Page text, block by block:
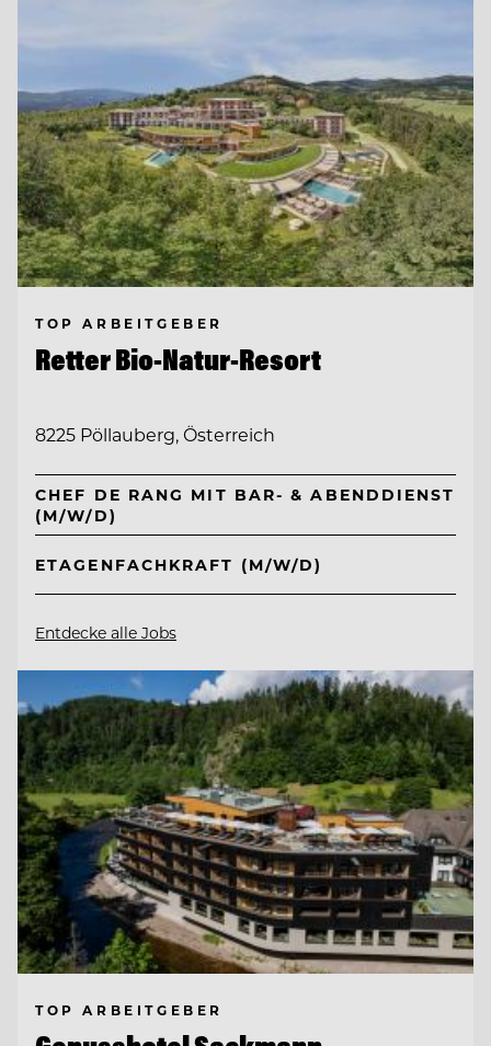
TOP ARBEITGEBER
Retter Bio-Natur-Resort
8225 Pöllauberg, Österreich
CHEF DE RANG MIT BAR- & ABENDDIENST
(M/W/D)
ETAGENFACHKRAFT (M/W/D)
Entdecke alle Jobs
TOP ARBEITGEBER